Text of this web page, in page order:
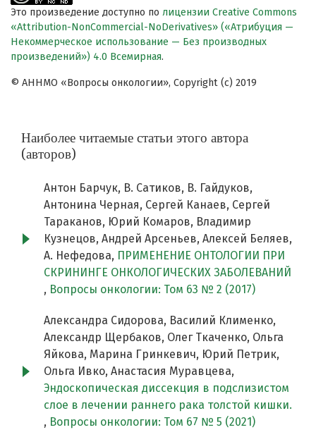
Это произведение доступно по лицензии Creative Commons
«Attribution-NonCommercial-NoDerivatives» («Атрибуция —
Некоммерческое использование — Без производных
произведений») 4.0 Всемирная.
© АННМО «Вопросы онкологии», Copyright (c) 2019
Наиболее читаемые статьи этого автора
(авторов)
Антон Барчук, В. Сатиков, В. Гайдуков,
Антонина Черная, Сергей Канаев, Сергей
Тараканов, Юрий Комаров, Владимир
Кузнецов, Андрей Арсеньев, Алексей Беляев,
А. Нефедова, ПРИМЕНЕНИЕ ОНТОЛОГИИ ПРИ
СКРИНИНГЕ ОНКОЛОГИЧЕСКИХ ЗАБОЛЕВАНИЙ
, Вопросы онкологии: Том 63 № 2 (2017)
Александра Сидорова, Василий Клименко,
Александр Щербаков, Олег Ткаченко, Ольга
Яйкова, Марина Гринкевич, Юрий Петрик,
Ольга Ивко, Анастасия Муравцева,
Эндоскопическая диссекция в подслизистом
слое в лечении раннего рака толстой кишки.
, Вопросы онкологии: Том 67 № 5 (2021)